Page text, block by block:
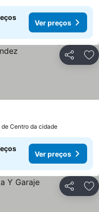
Ver preços
Partilhar
de Centro da cidade
Ver preços
Partilhar